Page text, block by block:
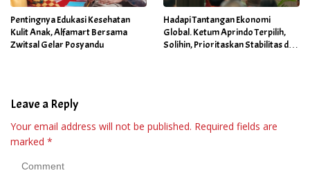
Pentingnya Edukasi Kesehatan
Kulit Anak, Alfamart Bersama
Zwitsal Gelar Posyandu
Hadapi Tantangan Ekonomi
Global. Ketum Aprindo Terpilih,
Solihin, Prioritaskan Stabilitas dan
Leave a Reply
Your email address will not be published. Required fields are
marked *